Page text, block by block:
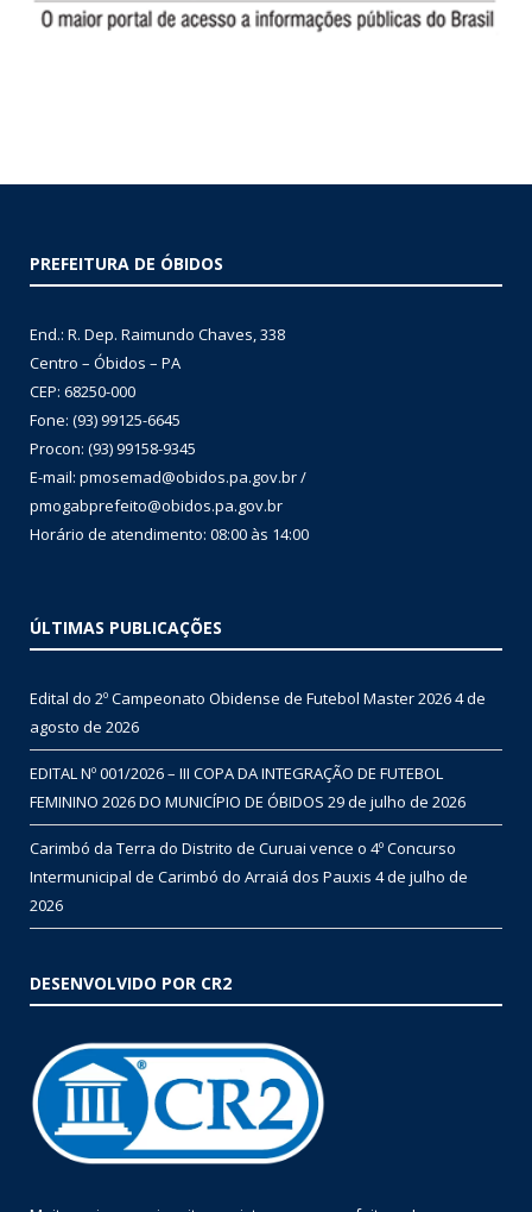
PREFEITURA DE ÓBIDOS
End.: R. Dep. Raimundo Chaves, 338
Centro – Óbidos – PA
CEP: 68250-000
Fone: (93) 99125-6645
Procon: (93) 99158-9345
E-mail: pmosemad@obidos.pa.gov.br /
pmogabprefeito@obidos.pa.gov.br
Horário de atendimento: 08:00 às 14:00
ÚLTIMAS PUBLICAÇÕES
Edital do 2º Campeonato Obidense de Futebol Master 20264 de
agosto de 2026
EDITAL Nº 001/2026 – III COPA DA INTEGRAÇÃO DE FUTEBOL
FEMININO 2026 DO MUNICÍPIO DE ÓBIDOS 29 de julho de 2026
Carimbó da Terra do Distrito de Curuai vence o 4º Concurso
Intermunicipal de Carimbó do Arraiá dos Pauxis 4 de julho de
2026
DESENVOLVIDO POR CR2